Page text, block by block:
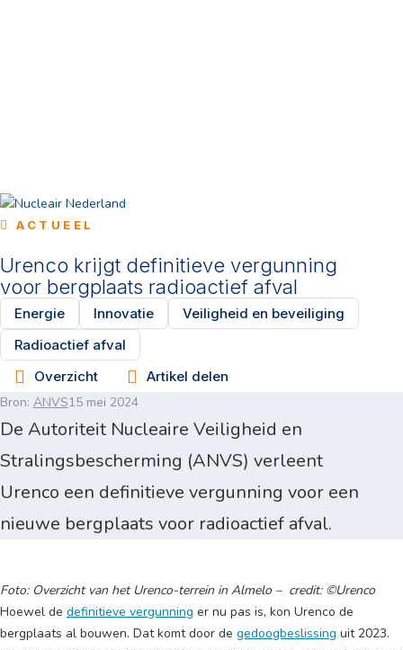
ACTUEEL
Urenco krijgt definitieve vergunning
voor bergplaats radioactief afval
Energie Innovatie
Veiligheid en beveiliging
Radioactief afval
Overzicht
Artikel delen
Bron: ANVS15 mei 2024
De Autoriteit Nucleaire Veiligheid en
Stralingsbescherming (ANVS) verleent
Urenco een definitieve vergunning voor een
nieuwe bergplaats voor radioactief afval.
Foto: Overzicht van het Urenco-terrein in Almelo – credit: ©Urenco
Hoewel de definitieve vergunning er nu pas is, kon Urenco de
bergplaats al bouwen. Dat komt door de gedoogbeslissing uit 2023.